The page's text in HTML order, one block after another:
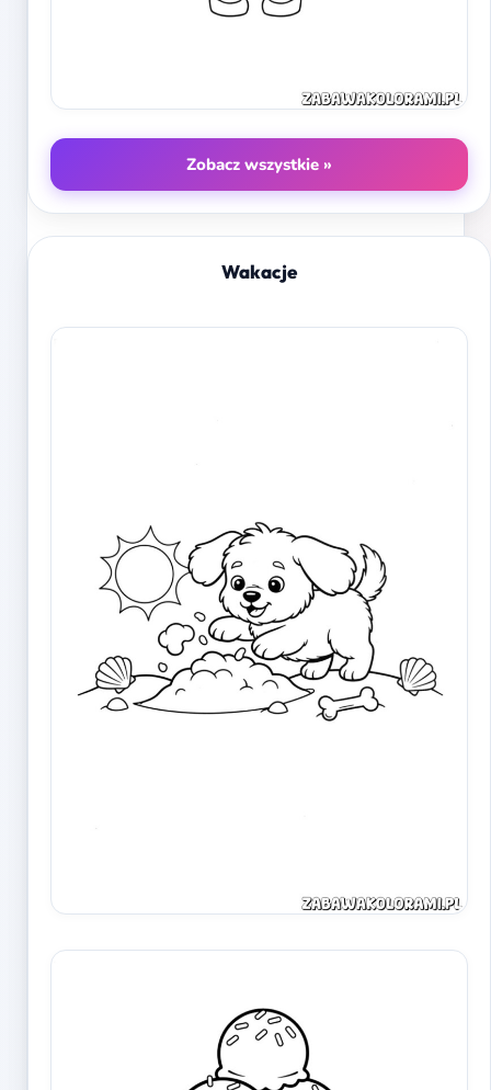
Zobacz wszystkie »
Wakacje